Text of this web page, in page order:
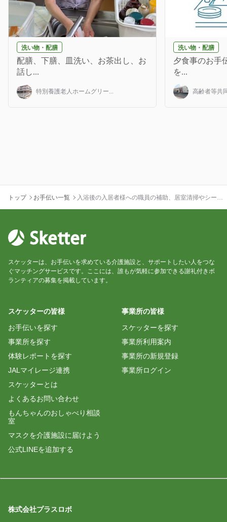
洗い物・配膳
配膳、下膳、皿洗い、お茶出し、お
話し...
特別養護老人ホームグリー...
洗い物・配膳
夕食事のお手
を...
高齢者等共
トップ お手伝い一覧
入浴後の入居者様への職員の補助、居室清掃やシーツ
スケッターは、お手伝いを求めている介護施設と、サポートしたい人をつな
ぐマッチングサービスです。ここには、誰もが気軽に参加できる謝礼付きボ
ランティアの募集を掲載しています。
スケッターの皆様
お手伝いを探す
事業所を探す
体験レポートを探す
JALマイレージ連携
スケッターとは
よくあるお問い合わせ
もんちゃんのおしゃべり相談
室
マスクを介護施設に届けよう
公式LINEを追加する
事業所の皆様
スケッターを探す
事業所利用案内
事業所の新規登録
事業所ログイン
株式会社プラスロボ